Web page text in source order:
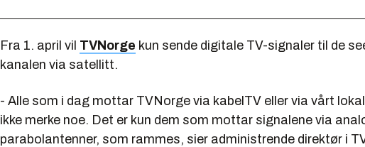
Fra 1. april vil TVNorge kun sende digitale TV-signaler til de
kanalen via satellitt.
- Alle som i dag mottar TVNorge via kabelTV eller via vårt
ikke merke noe. Det er kun dem som mottar signalene via
parabolantenner, som rammes, sier administrende direktør i